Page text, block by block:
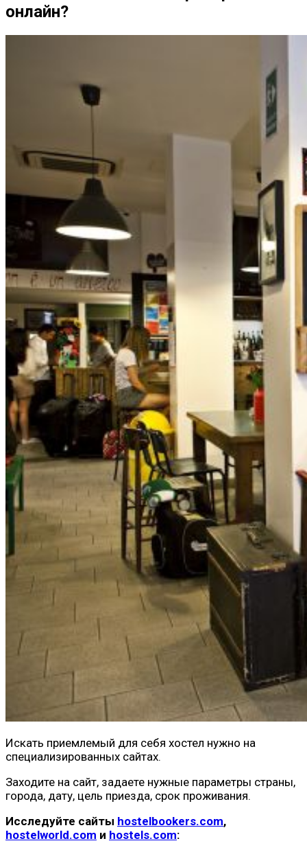
онлайн?
Искать приемлемый для себя хостел нужно на
специализированных сайтах.
Заходите на сайт, задаете нужные параметры страны,
города, дату, цель приезда, срок проживания.
Исследуйте сайты hostelbookers.com,
hostelworld.com и hostels.com: